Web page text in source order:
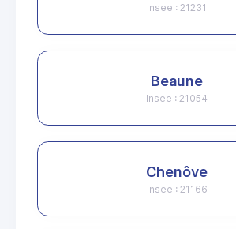
Insee : 21231
Beaune
Insee : 21054
Chenôve
Insee : 21166